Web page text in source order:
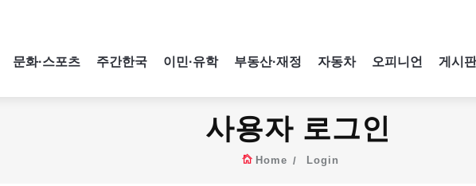
문화·스포츠 주간한국 이민·유학 부동산·재정 자동차 오피니언 게시판
사용자 로그인
Home Login